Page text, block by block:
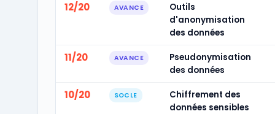
12/20 AVANCE
Outils
d'anonymisation
des données
11/20 AVANCE
Pseudonymisation
des données
10/20 SOCLE
Chiffrement des
données sensibles